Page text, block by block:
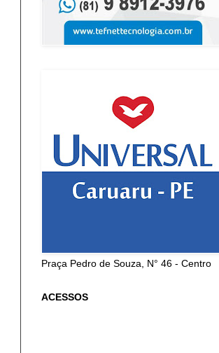
Praça Pedro de Souza, N° 46 - Centro
ACESSOS